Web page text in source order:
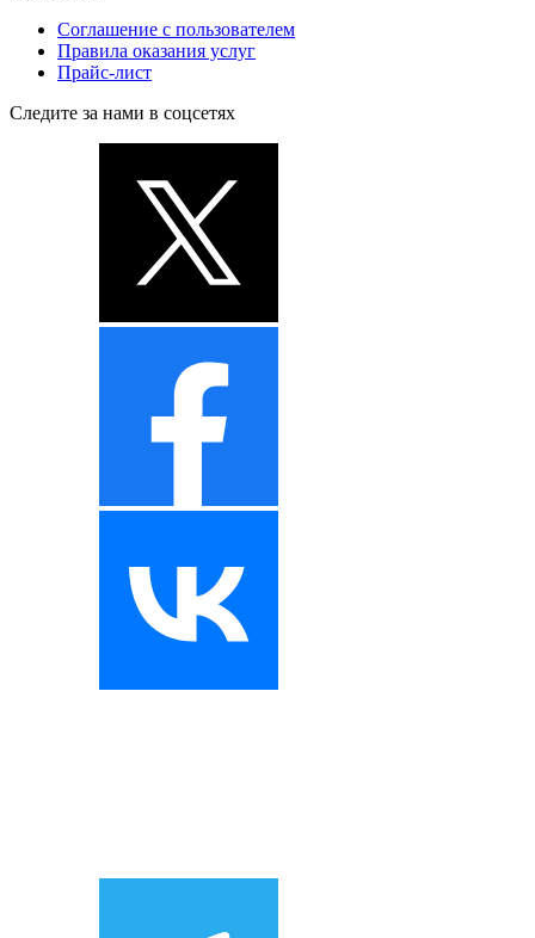
Соглашение с пользователем
Правила оказания услуг
Прайс-лист
Следите за нами в соцсетях